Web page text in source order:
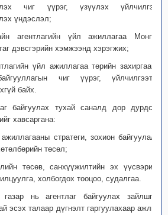
чиг үүрэг, үзүүлэх үйлчилгээг
үндэслэл;
агентлагийн үйл ажиллагаа Монгол
дэвсгэрийн хэмжээнд хэрэгжих;
үйл ажиллагаа төрийн захиргааны
чиг үүрэг, үйлчилгээтэй
байх.
байгуулах тухай саналд дор дурдсан
хавсаргана:
стратеги, зохион байгуулалт,
төсөл;
төсөв, санхүүжилтийн эх үүсвэрийн
холбогдох тооцоо, судалгаа.
газар нь агентлаг байгуулах зайлшгүй
эсэх талаар дүгнэлт гаргуулахаар ажлын